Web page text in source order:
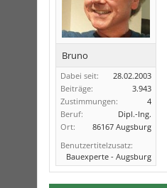
Bruno
Dabei seit:
28.02.2003
Beiträge:
3.943
Zustimmungen:
4
Beruf:
Dipl.-Ing.
Ort:
86167 Augsburg
Benutzertitelzusatz:
Bauexperte - Augsburg